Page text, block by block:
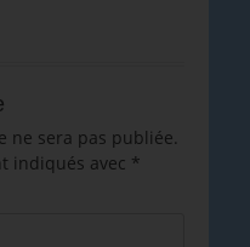
ne sera pas publiée.
indiqués avec *